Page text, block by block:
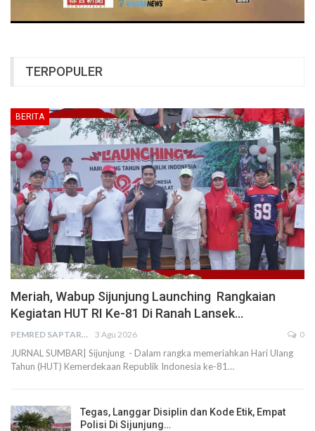
TERPOPULER
BERITA
Meriah, Wabup Sijunjung Launching Rangkaian
Kegiatan HUT RI Ke-81 Di Ranah Lansek…
PEMRED SAPTARIUS 3 Agu 2026 0
JURNAL SUMBAR| Sijunjung - Dalam rangka memeriahkan Hari Ulang
Tahun (HUT) Kemerdekaan Republik Indonesia ke-81…
Tegas, Langgar Disiplin dan Kode Etik, Empat
Polisi Di Sijunjung…